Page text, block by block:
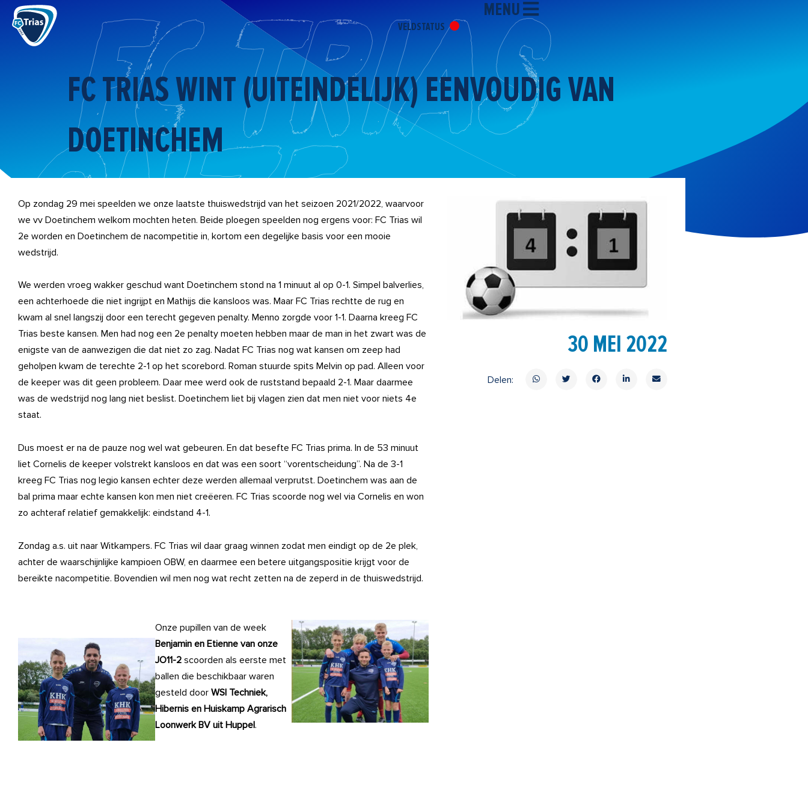
naar
VELDSTATUS
MENU
FC TRIAS WINT (UITEINDELIJK) EENVOUDIG VAN
DOETINCHEM
Op zondag 29 mei speelden we onze laatste thuiswedstrijd van het seizoen 2021/2022, waarvoor
we vv Doetinchem welkom mochten heten. Beide ploegen speelden nog ergens voor: FC Trias wil
2e worden en Doetinchem de nacompetitie in, kortom een degelijke basis voor een mooie
wedstrijd.
We werden vroeg wakker geschud want Doetinchem stond na 1 minuut al op 0-1. Simpel balverlies,
een achterhoede die niet ingrijpt en Mathijs die kansloos was. Maar FC Trias rechtte de rug en
kwam al snel langszij door een terecht gegeven penalty. Menno zorgde voor 1-1. Daarna kreeg FC
Trias beste kansen. Men had nog een 2e penalty moeten hebben maar de man in het zwart was de
enigste van de aanwezigen die dat niet zo zag. Nadat FC Trias nog wat kansen om zeep had
geholpen kwam de terechte 2-1 op het scorebord. Roman stuurde spits Melvin op pad. Alleen voor
de keeper was dit geen probleem. Daar mee werd ook de ruststand bepaald 2-1. Maar daarmee
was de wedstrijd nog lang niet beslist. Doetinchem liet bij vlagen zien dat men niet voor niets 4e
staat.
Dus moest er na de pauze nog wel wat gebeuren. En dat besefte FC Trias prima. In de 53 minuut
liet Cornelis de keeper volstrekt kansloos en dat was een soort “vorentscheidung”. Na de 3-1
kreeg FC Trias nog legio kansen echter deze werden allemaal verprutst. Doetinchem was aan de
bal prima maar echte kansen kon men niet creëeren. FC Trias scoorde nog wel via Cornelis en won
zo achteraf relatief gemakkelijk: eindstand 4-1.
Zondag a.s. uit naar Witkampers. FC Trias wil daar graag winnen zodat men eindigt op de 2e plek,
achter de waarschijnlijke kampioen OBW, en daarmee een betere uitgangspositie krijgt voor de
bereikte nacompetitie. Bovendien wil men nog wat recht zetten na de zeperd in de thuiswedstrijd.
Onze pupillen van de week
Benjamin en Etienne van onze
JO11-2scoorden als eerste met
ballen die beschikbaar waren
gesteld door WSI Techniek,
Hibernis en Huiskamp Agrarisch
Loonwerk BV uit Huppel.
30 MEI 2022
Delen: